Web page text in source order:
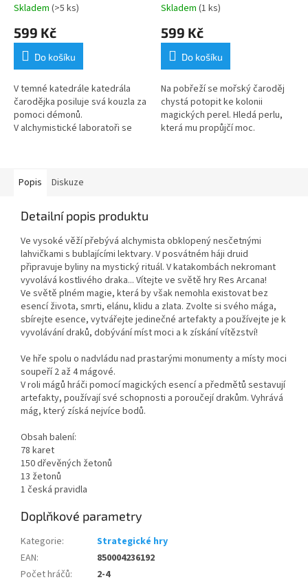
Skladem (>5 ks)
599 Kč
Do košíku
V temné katedrále katedrála
čarodějka posiluje svá kouzla za
pomoci démonů.
V alchymistické laboratoři se
Skladem (1 ks)
599 Kč
Do košíku
Na pobřeží se mořský čaroděj
chystá potopit ke kolonii
magických perel. Hledá perlu,
která mu propůjčí moc.
Popis
Diskuze
Detailní popis produktu
Ve vysoké věží přebývá alchymista obklopený nesčetnými
lahvičkami s bublajícími lektvary. V posvátném háji druid
připravuje byliny na mystický rituál. V katakombách nekromant
vyvolává kostlivého draka... Vítejte ve světě hry Res Arcana!
Ve světě plném magie, která by však nemohla existovat bez
esencí života, smrti, elánu, klidu a zlata. Zvolte si svého mága,
sbírejte esence, vytvářejte jedinečné artefakty a používejte je k
vyvolávání draků, dobývání míst moci a k získání vítězství!
Ve hře spolu o nadvládu nad prastarými monumenty a místy moci
soupeří 2 až 4 mágové.
V roli mágů hráči pomocí magických esencí a předmětů sestavují
artefakty, používají své schopnosti a poroučejí drakům. Vyhrává
mág, který získá nejvíce bodů.
Obsah balení:
78 karet
150 dřevěných žetonů
13 žetonů
1 česká pravidla
Doplňkové parametry
Kategorie:
Strategické hry
EAN:
850004236192
Počet hráčů:
2-4